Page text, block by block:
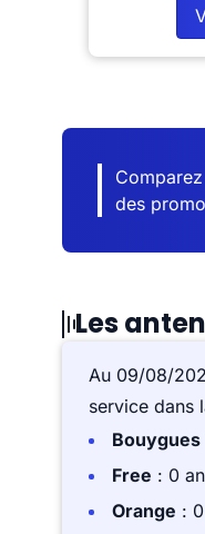
des
Les
Au 09/08/
service dans
Bouygues
Free : 0
Orange :